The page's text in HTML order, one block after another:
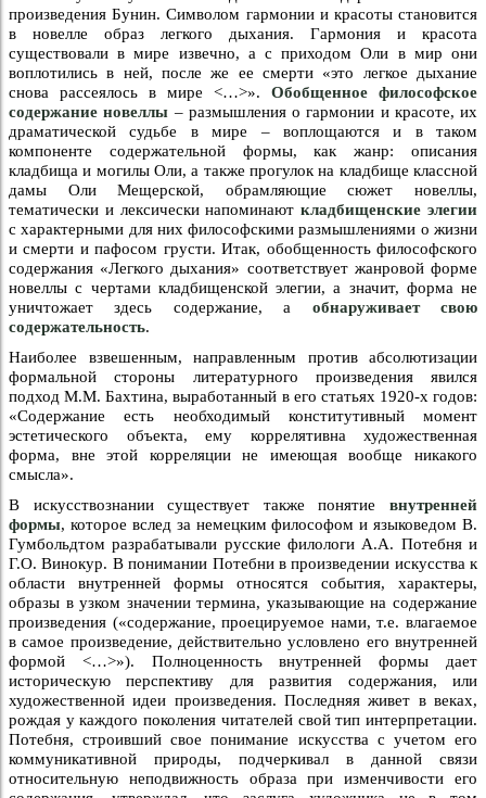
произведения Бунин. Символом гармонии и красоты становится
в новелле образ легкого дыхания. Гармония и красота
существовали в мире извечно, а с приходом Оли в мир они
воплотились в ней, после же ее смерти «это легкое дыхание
снова рассеялось в мире <…>». Обобщенное философское
содержание новеллы – размышления о гармонии и красоте, их
драматической судьбе в мире – воплощаются и в таком
компоненте содержательной формы, как жанр: описания
кладбища и могилы Оли, а также прогулок на кладбище классной
дамы Оли Мещерской, обрамляющие сюжет новеллы,
тематически и лексически напоминаюткладбищенские элегии
с характерными для них философскими размышлениями о жизни
и смерти и пафосом грусти. Итак, обобщенность философского
содержания «Легкого дыхания» соответствует жанровой форме
новеллы с чертами кладбищенской элегии, а значит, форма не
уничтожает здесь содержание, а обнаруживает свою
содержательность.
Наиболее взвешенным, направленным против абсолютизации
формальной стороны литературного произведения явился
подход М.М. Бахтина, выработанный в его статьях 1920-х годов:
«Содержание есть необходимый конститутивный момент
эстетического объекта, ему коррелятивна художественная
форма, вне этой корреляции не имеющая вообще никакого
смысла».
В искусствознании существует также понятие внутренней
формы, которое вслед за немецким философом и языковедом В.
Гумбольдтом разрабатывали русские филологи А.А. Потебня и
Г.О. Винокур. В понимании Потебни в произведении искусства к
области внутренней формы относятся события, характеры,
образы в узком значении термина, указывающие на содержание
произведения («содержание, проецируемое нами, т.е. влагаемое
в самое произведение, действительно условлено его внутренней
формой <…>»). Полноценность внутренней формы дает
историческую перспективу для развития содержания, или
художественной идеи произведения. Последняя живет в веках,
рождая у каждого поколения читателей свой тип интерпретации.
Потебня, строивший свое понимание искусства с учетом его
коммуникативной природы, подчеркивал в данной связи
относительную неподвижность образа при изменчивости его